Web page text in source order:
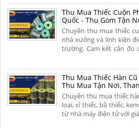
Thu Mua Thiếc Cuộn
Quốc - Thu Gom Tận
Chuyên thu mua thiếc
nhà xưởng và linh kiện
trường. Cam kết cân đo
một lần, vận chuyển tận
Thu Mua Thiếc Hàn
Thu Mua Tận Nơi,
Chuyên thu mua thiếc
loại, xỉ thiếc, bã thiếc,
từ nhà máy điện tử với
kết định giá minh